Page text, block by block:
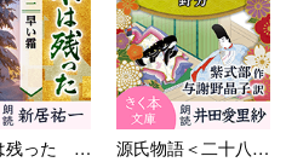
樅ノ木は残った 第三部 ＜十... 源氏物語＜二十八＞野分